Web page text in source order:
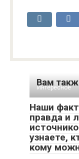
Вам
Интересное
Наши
правда и
узнаете,
кому